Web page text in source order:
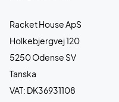
Racket House ApS
Holkebjergvej 120
5250 Odense SV
Tanska
VAT: DK36931108